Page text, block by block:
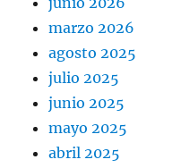
marzo 2026
agosto 2025
julio 2025
junio 2025
mayo 2025
abril 2025